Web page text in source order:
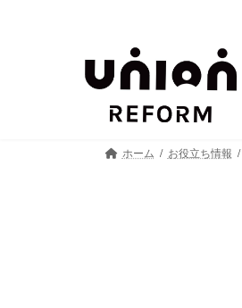
ホーム お役立ち情報